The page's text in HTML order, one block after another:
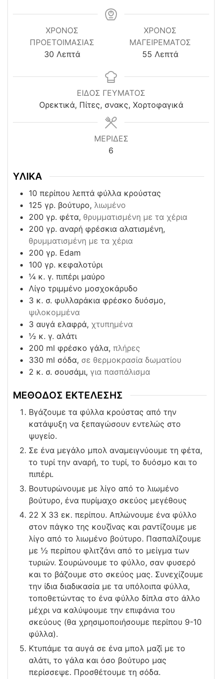
ΧΡΌΝΟΣ
ΠΡΟΕΤΟΙΜΑΣΊΑΣ
30minutes
Λεπτά
ΧΡΟΝΟΣ
ΜΑΓΕΙΡΕΜΑΤΟΣ
55minutes
Λεπτά
ΕΙΔΟΣ ΓΕΥΜΑΤΟΣ
Ορεκτικά, Πίτες, σνακς, Χορτοφαγικά
ΜΕΡΙΔΕΣ
6
ΥΛΙΚΑ
10 περίπου λεπτά φύλλα κρούστας
125 γρ. βούτυρο, λιωμένο
200 γρ. φέτα, θρυμματισμένη με τα χέρια
200 γρ. αναρή φρέσκια αλατισμένη,
θρυμματισμένη με τα χέρια
200 γρ. Edam
100 γρ. κεφαλοτύρι
¼ κ. γ. πιπέρι μαύρο
Λίγο τριμμένο μοσχοκάρυδο
3 κ. σ. φυλλαράκια φρέσκο δυόσμο,
ψιλοκομμένα
3 αυγά ελαφρά, χτυπημένα
½ κ. γ. αλάτι
200 ml φρέσκο γάλα, πλήρες
330 ml σόδα, σε θερμοκρασία δωματίου
2 κ. σ. σουσάμι, για πασπάλισμα
ΜΕΘΟΔΟΣ ΕΚΤΕΛΕΣΗΣ
Βγάζουμε τα φύλλα κρούστας από την
κατάψυξη να ξεπαγώσουν εντελώς στο
ψυγείο.
Σε ένα μεγάλο μπολ αναμειγνύουμε τη φέτα,
το τυρί την αναρή, το τυρί, το δυόσμο και το
πιπέρι.
Βουτυρώνουμε με λίγο από το λιωμένο
βούτυρο, ένα πυρίμαχο σκεύος μεγέθους
22 Χ 33 εκ. περίπου. Απλώνουμε ένα φύλλο
στον πάγκο της κουζίνας και ραντίζουμε με
λίγο από το λιωμένο βούτυρο. Πασπαλίζουμε
με ½ περίπου φλιτζάνι από το μείγμα των
τυριών. Σουρώνουμε το φύλλο, σαν φυσερό
και το βάζουμε στο σκεύος μας. Συνεχίζουμε
την ίδια διαδικασία με τα υπόλοιπα φύλλα,
τοποθετώντας το ένα φύλλο δίπλα στο άλλο
μέχρι να καλύψουμε την επιφάνια του
σκεύους (θα χρησιμοποιήσουμε περίπου 9-10
φύλλα).
Κτυπάμε τα αυγά σε ένα μπολ μαζί με το
αλάτι, το γάλα και όσο βούτυρο μας
περίσσεψε. Προσθέτουμε τη σόδα.